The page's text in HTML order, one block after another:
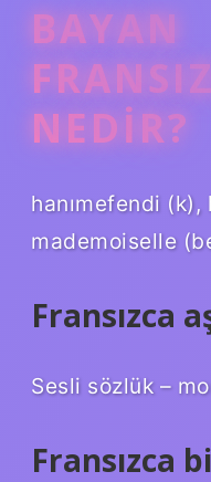
BAYAN
NEDIR?
hanımefendi
mademoiselle
Fransızca
Sesli sözlük –
Fransızca